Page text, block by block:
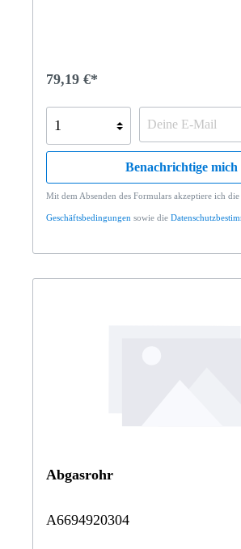
79,19 €*
Benachrichtige mich
Mit dem Absenden des Formulars akzeptiere ich die
Geschäftsbedingungen sowie die
Abgasrohr
A6694920304